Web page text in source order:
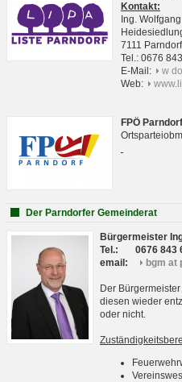
Kontakt:
Ing.
7111 Parndorf
Tel.: 0676
E-Mail:
w
Web:
FPÖ Parndorf
Der Parndorfer Gemeinderat
Bürgermeister
Tel.: 0676 843
email:
bgm at
Der
diesen wieder
oder nicht.